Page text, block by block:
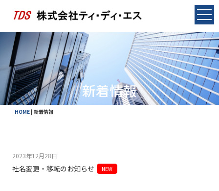
新着情報
HOME | 新着情報
2023年12月28日
社名変更・移転のお知らせ